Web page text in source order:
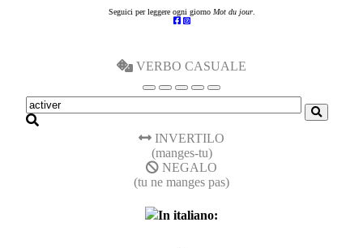
Seguici per leggere ogni giorno Mot du jour.
VERBO CASUALE
INVERTILO
(manges-tu)
NEGALO
(tu ne manges pas)
In italiano: